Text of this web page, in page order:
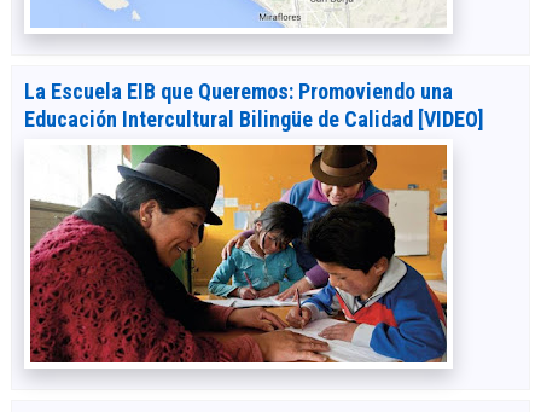
La Escuela EIB que Queremos: Promoviendo una
Educación Intercultural Bilingüe de Calidad [VIDEO]